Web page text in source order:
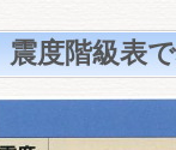
震度階級表